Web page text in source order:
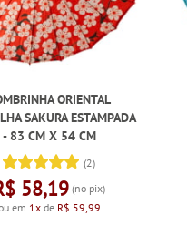
ORIENTAL
SAKURA ESTAMPADA
- 83 CM X 54 CM
(2)
58,19(no pix)
em 1xde R$ 59,99